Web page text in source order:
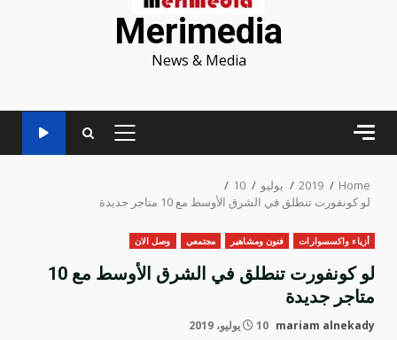
Merimedia
News & Media
PRIMARY
Home
2019 يوليو
10
لو كونفورت تنطلق في الشرق الأوسط مع 10 متاجر جديدة
أزياء واكسسوارات فنون ومشاهير مجتمعي وصل الان
لو كونفورت تنطلق في الشرق الأوسط مع 10
متاجر جديدة
mariam alnekady 10 يوليو، 2019